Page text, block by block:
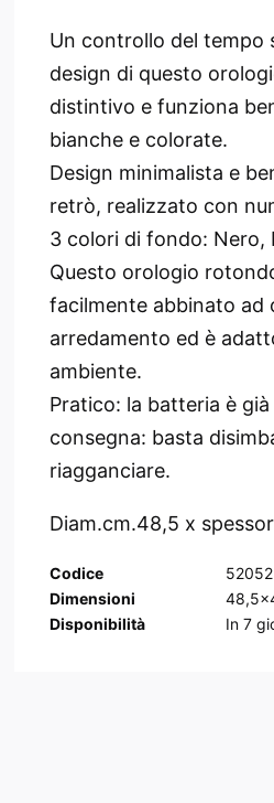
Un controllo del tempo
design di questo
distintivo e funziona
bianche e colorate.
Design minimalista e
retrò, realizzato con
3 colori di fondo: Nero,
Questo orologio
facilmente abbinato ad
arredamento ed è
ambiente.
Pratico: la batteria è già
consegna: basta
riagganciare.
Diam.cm.48,5 x
Codice
52052
Dimensioni
Disponibilità
In 7